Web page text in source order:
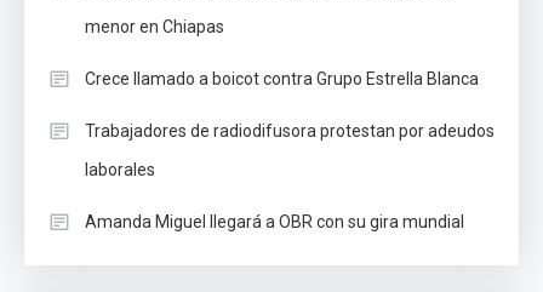
menor en Chiapas
Crece llamado a boicot contra Grupo Estrella Blanca
Trabajadores de radiodifusora protestan por adeudos
laborales
Amanda Miguel llegará a OBR con su gira mundial